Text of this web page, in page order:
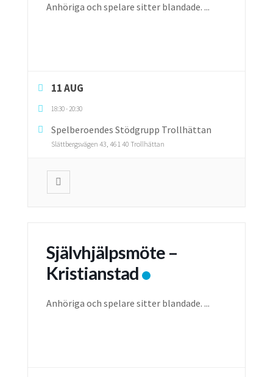
Anhöriga och spelare sitter blandade. ...
11 AUG
18:30- 20:30
Spelberoendes Stödgrupp Trollhättan
Slättbergsvägen 43, 461 40 Trollhättan
Självhjälpsmöte –
Kristianstad
Anhöriga och spelare sitter blandade. ...